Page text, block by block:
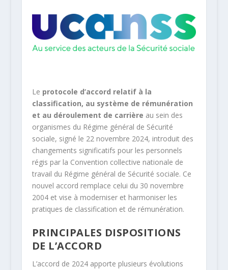
Le protocole d’accord relatif à la
classification, au système de rémunération
et au déroulement de carrière au sein des
organismes du Régime général de Sécurité
sociale, signé le 22 novembre 2024, introduit des
changements significatifs pour les personnels
régis par la Convention collective nationale de
travail du Régime général de Sécurité sociale. Ce
nouvel accord remplace celui du 30 novembre
2004 et vise à moderniser et harmoniser les
pratiques de classification et de rémunération.
PRINCIPALES DISPOSITIONS
DE L’ACCORD
L’accord de 2024 apporte plusieurs évolutions